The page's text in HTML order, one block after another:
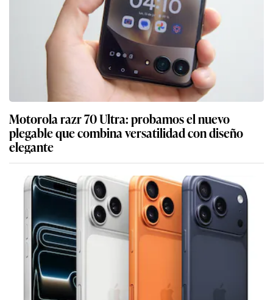
Motorola razr 70 Ultra: probamos el nuevo
plegable que combina versatilidad con diseño
elegante